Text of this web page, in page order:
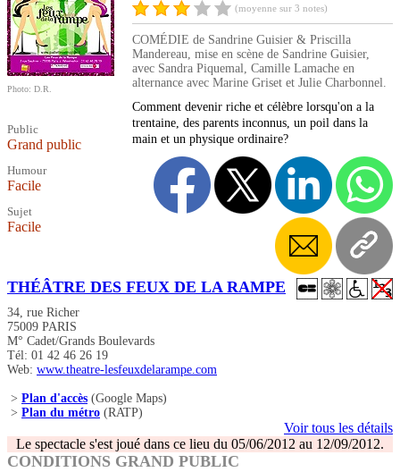
Photo: D.R.
Public
Grand public
Humour
Facile
Sujet
Facile
(moyenne sur 3 notes)
COMÉDIE de Sandrine Guisier & Priscilla
Mandereau, mise en scène de Sandrine Guisier,
avec Sandra Piquemal, Camille Lamache en
alternance avec Marine Griset et Julie Charbonnel.
Comment devenir riche et célèbre lorsqu'on a la
trentaine, des parents inconnus, un poil dans la
main et un physique ordinaire?
THÉÂTRE DES FEUX DE LA RAMPE
34, rue Richer
75009 PARIS
M° Cadet/Grands Boulevards
Tél: 01 42 46 26 19
Web: www.theatre-lesfeuxdelarampe.com
> Plan d'accès (Google Maps)
> Plan du métro (RATP)
Voir tous les détails
Le spectacle s'est joué dans ce lieu du 05/06/2012 au 12/09/2012.
CONDITIONS GRAND PUBLIC